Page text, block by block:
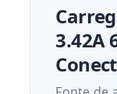
3.42A